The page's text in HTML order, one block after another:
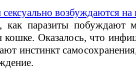
возбуждаются на
как паразиты
кошке. Оказалось, что
инстинкт